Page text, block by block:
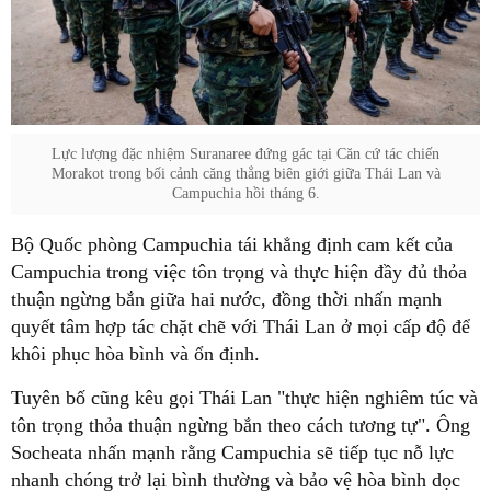
Lực lượng đặc nhiệm Suranaree đứng gác tại Căn cứ tác chiến
Morakot trong bối cảnh căng thẳng biên giới giữa Thái Lan và
Campuchia hồi tháng 6.
Bộ Quốc phòng Campuchia tái khẳng định cam kết của
Campuchia trong việc tôn trọng và thực hiện đầy đủ thỏa
thuận ngừng bắn giữa hai nước, đồng thời nhấn mạnh
quyết tâm hợp tác chặt chẽ với Thái Lan ở mọi cấp độ để
khôi phục hòa bình và ổn định.
Tuyên bố cũng kêu gọi Thái Lan "thực hiện nghiêm túc và
tôn trọng thỏa thuận ngừng bắn theo cách tương tự". Ông
Socheata nhấn mạnh rằng Campuchia sẽ tiếp tục nỗ lực
nhanh chóng trở lại bình thường và bảo vệ hòa bình dọc